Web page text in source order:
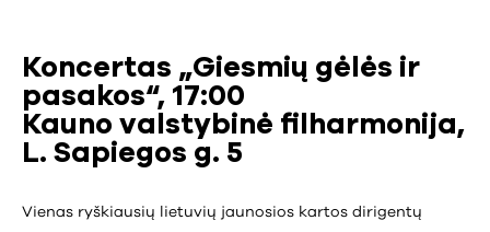
Koncertas „Giesmių gėlės ir
pasakos“, 17:00
Kauno valstybinė filharmonija,
L. Sapiegos g. 5
Vienas ryškiausių lietuvių jaunosios kartos dirigentų